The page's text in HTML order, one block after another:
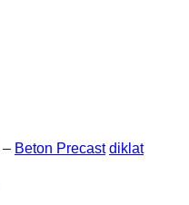
– Beton Precast diklat